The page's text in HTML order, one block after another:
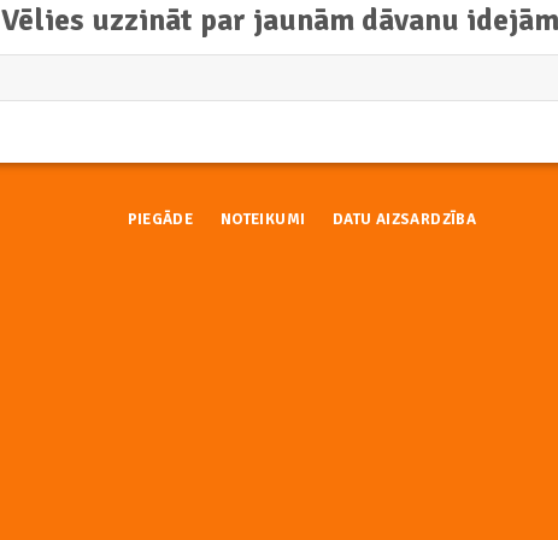
Vēlies uzzināt par jaunām dāvanu
PIEGĀDE NOTEIKUMI DATU AIZSARDZĪBA